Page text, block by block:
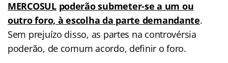
MERCOSUL poderão submeter-se a um ou
outro foro, à escolha da parte demandante.
Sem prejuízo disso, as partes na controvérsia
poderão, de comum acordo, definir o foro.